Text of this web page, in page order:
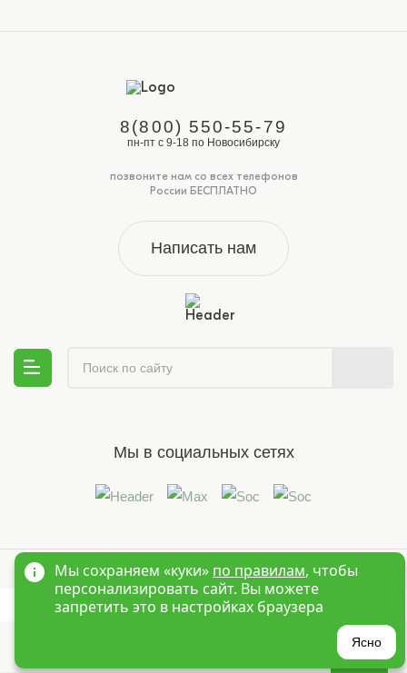
?
8(800) 550-55-79
пн-пт с 9-18 по Новосибирску
позвоните нам со всех телефонов
России БЕСПЛАТНО
Написать нам
Мы в социальных сетях
© 1995-2026 Оптовый интернет магазин детской одежды «Краски
Детства»Новосибирск
Мы сохраняем «куки» по правилам, чтобы
персонализировать сайт. Вы можете
запретить это в настройках браузера
Ясно